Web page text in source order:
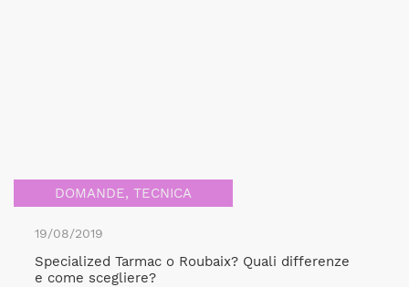
DOMANDE, TECNICA
19/08/2019
Specialized Tarmac o Roubaix? Quali differenze
e come scegliere?